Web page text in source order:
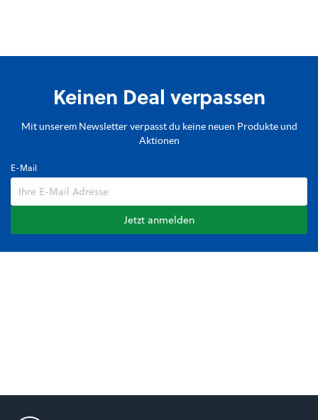
Keinen Deal verpassen
Mit unserem Newsletter verpasst du keine neuen Produkte und
Aktionen
E-Mail
Jetzt anmelden